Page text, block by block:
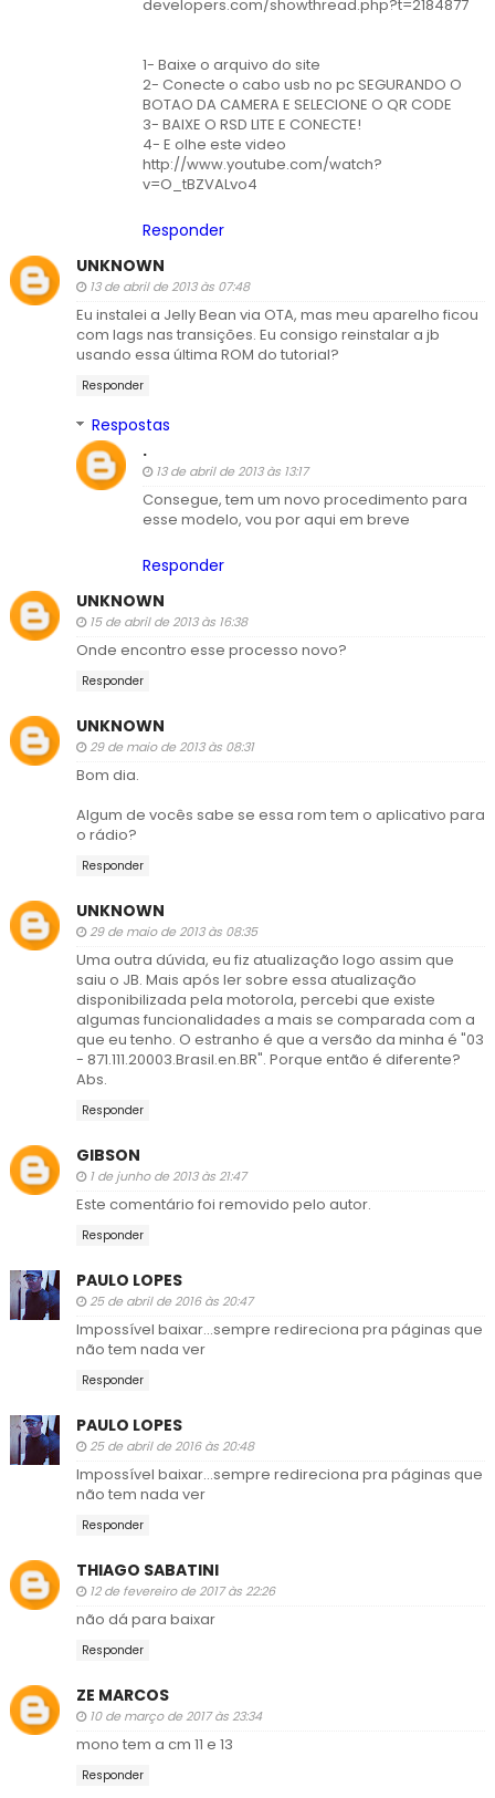
developers.com/showthread.php?t=2184877
1- Baixe o arquivo do site
2- Conecte o cabo usb no pc SEGURANDO O
BOTAO DA CAMERA E SELECIONE O QR CODE
3- BAIXE O RSD LITE E CONECTE!
4- E olhe este video
http://www.youtube.com/watch?
v=O_tBZVALvo4
Responder
UNKNOWN
13 de abril de 2013 às 07:48
Eu instalei a Jelly Bean via OTA, mas meu aparelho ficou
com lags nas transições. Eu consigo reinstalar a jb
usando essa última ROM do tutorial?
Responder
Respostas
.
13 de abril de 2013 às 13:17
Consegue, tem um novo procedimento para
esse modelo, vou por aqui em breve
Responder
UNKNOWN
15 de abril de 2013 às 16:38
Onde encontro esse processo novo?
Responder
UNKNOWN
29 de maio de 2013 às 08:31
Bom dia.
Algum de vocês sabe se essa rom tem o aplicativo para
o rádio?
Responder
UNKNOWN
29 de maio de 2013 às 08:35
Uma outra dúvida, eu fiz atualização logo assim que
saiu o JB. Mais após ler sobre essa atualização
disponibilizada pela motorola, percebi que existe
algumas funcionalidades a mais se comparada com a
que eu tenho. O estranho é que a versão da minha é "03
- 871.111.20003.Brasil.en.BR". Porque então é diferente?
Abs.
Responder
GIBSON
1 de junho de 2013 às 21:47
Este comentário foi removido pelo autor.
Responder
PAULO LOPES
25 de abril de 2016 às 20:47
Impossível baixar...sempre redireciona pra páginas que
não tem nada ver
Responder
PAULO LOPES
25 de abril de 2016 às 20:48
Impossível baixar...sempre redireciona pra páginas que
não tem nada ver
Responder
THIAGO SABATINI
12 de fevereiro de 2017 às 22:26
não dá para baixar
Responder
ZE MARCOS
10 de março de 2017 às 23:34
mono tem a cm 11 e 13
Responder